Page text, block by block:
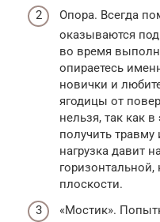
Опора. Всегда
оказываются
во время
опираетесь
новички и
ягодицы от
нельзя, так как
получить травму
нагрузка давит
плоскости.
«Мостик».